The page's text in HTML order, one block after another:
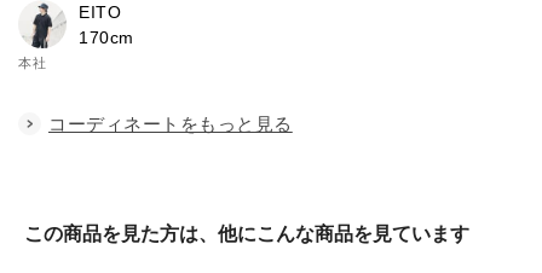
EITO
170cm
本社
コーディネートをもっと見る
この商品を見た方は、他にこんな商品を見ています